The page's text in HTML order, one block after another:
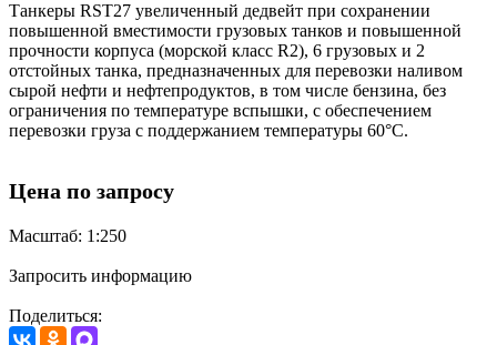
Танкеры RST27 увеличенный дедвейт при сохранении
повышенной вместимости грузовых танков и повышенной
прочности корпуса (морской класс R2), 6 грузовых и 2
отстойных танка, предназначенных для перевозки наливом
сырой нефти и нефтепродуктов, в том числе бензина, без
ограничения по температуре вспышки, с обеспечением
перевозки груза с поддержанием температуры 60°С.
Цена по запросу
Масштаб: 1:250
Запросить информацию
Поделиться: